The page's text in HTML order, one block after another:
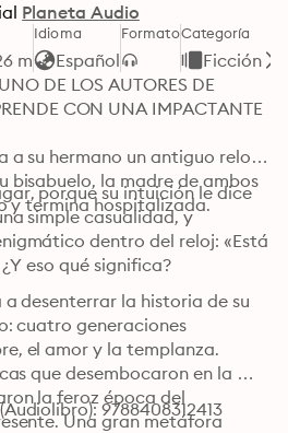
Planeta Audio
m
Idioma
Español
FormatoCategoría
Ficción
DE LOS AUTORES DE
CON UNA IMPACTANTE
a su hermano un antiguo reloj
bisabuelo, la madre de ambos
y termina hospitalizada.
porque su intuición le dice
simple casualidad, y
dentro del reloj: «Está
eso qué significa?
desenterrar la historia de su
cuatro generaciones
el amor y la templanza.
que desembocaron en la
la feroz época del
Una gran metáfora
9788408312413